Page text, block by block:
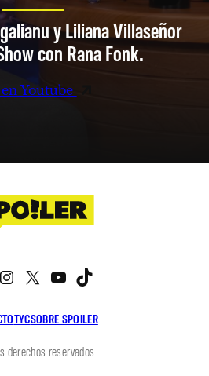
y Liliana Villaseñor
con Rana Fonk.
Youtube
TYCSOBRE SPOILER
Facebook
Instagram
X YouTube
derechos reservados